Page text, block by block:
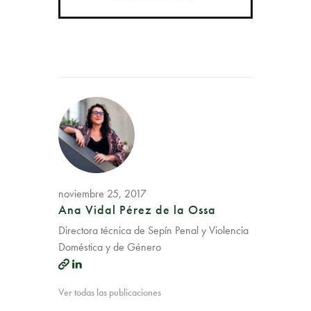
noviembre 25, 2017
Ana Vidal Pérez de la Ossa
Directora técnica de Sepín Penal y Violencia
Doméstica y de Género
Ver todas las publicaciones